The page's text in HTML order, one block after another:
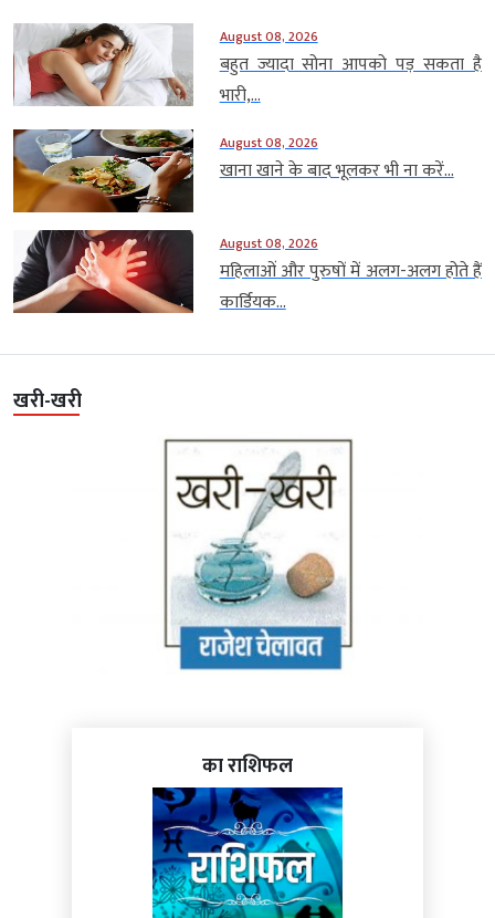
August 08, 2026
बहुत ज्यादा सोना आपको पड़ सकता है
भारी,...
August 08, 2026
खाना खाने के बाद भूलकर भी ना करें...
August 08, 2026
महिलाओं और पुरुषों में अलग-अलग होते हैं
कार्डियक...
खरी-खरी
का राशिफल